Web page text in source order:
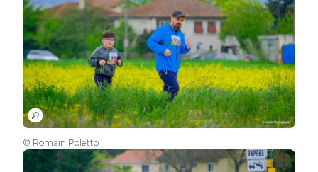
© Romain Poletto